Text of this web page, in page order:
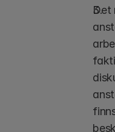
Det